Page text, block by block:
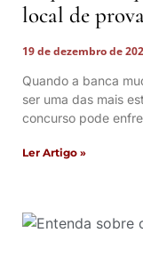
local de
19 de dezembro de
Quando a banca
ser uma das mais
concurso pode
Ler Artigo »